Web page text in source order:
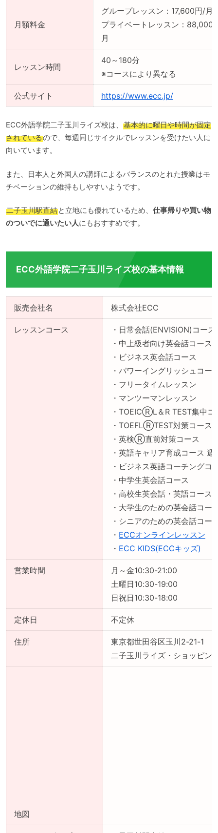
月額料金
グループレッスン：17,600円/月
プライベートレッスン：88,000
月
レッスン時間
40～180分
※コースにより異なる
公式サイト https://www.ecc.jp/
ECC外語学院二子玉川ライズ校は、 基本的に曜日や時間が固定
されているので、毎週同じサイクルでレッスンを受けたい人に
向いています。
また、日本人と外国人の講師によるバランスのとれた授業はモ
チベーションの維持もしやすいようです。
二子玉川駅直結と立地にも優れているため、 仕事帰りや買い物
のついでに通いたい人にもおすすめです。
ECC外語学院二子玉川ライズ校の基本情報
販売会社名 株式会社ECC
レッスンコース
・日常会話(ENVISION)コース
・中上級者向け英会話コース
・ビジネス英会話コース
・パワーイングリッシュコー
・フリータイムレッスン
・マンツーマンレッスン
・TOEICⓇL＆R TEST集中コ
・TOEFLⓇTEST対策コース
・英検Ⓡ直前対策コース
・英語キャリア育成コース
・ビジネス英語コーチングコ
・中学生英会話コース
・高校生英会話・英語コース
・大学生のための英会話コー
・シニアのための英会話コー
・ ECCオンラインレッスン
・ ECC KIDS(ECCキッズ)
営業時間
月～金10:30-21:00
土曜日10:30-19:00
日祝日10:30-18:00
定休日 不定休
住所
東京都世田谷区玉川2-21-1
二子玉川ライズ・ショッピン
地図